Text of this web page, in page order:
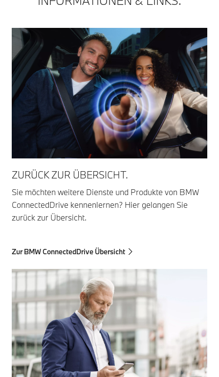
ZURÜCK ZUR ÜBERSICHT.
Sie möchten weitere Dienste und Produkte von BMW
ConnectedDrive kennenlernen? Hier gelangen Sie
zurück zur Übersicht.
Zur BMW ConnectedDrive Übersicht